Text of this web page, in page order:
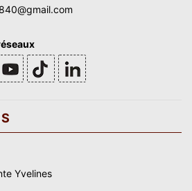
Yvelines